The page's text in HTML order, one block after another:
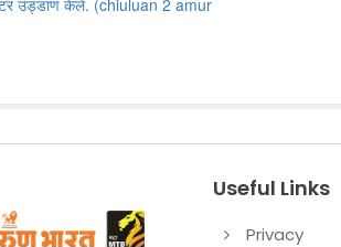
उड्डाण केले. (chiuluan 2 amur
Useful Links
Privacy